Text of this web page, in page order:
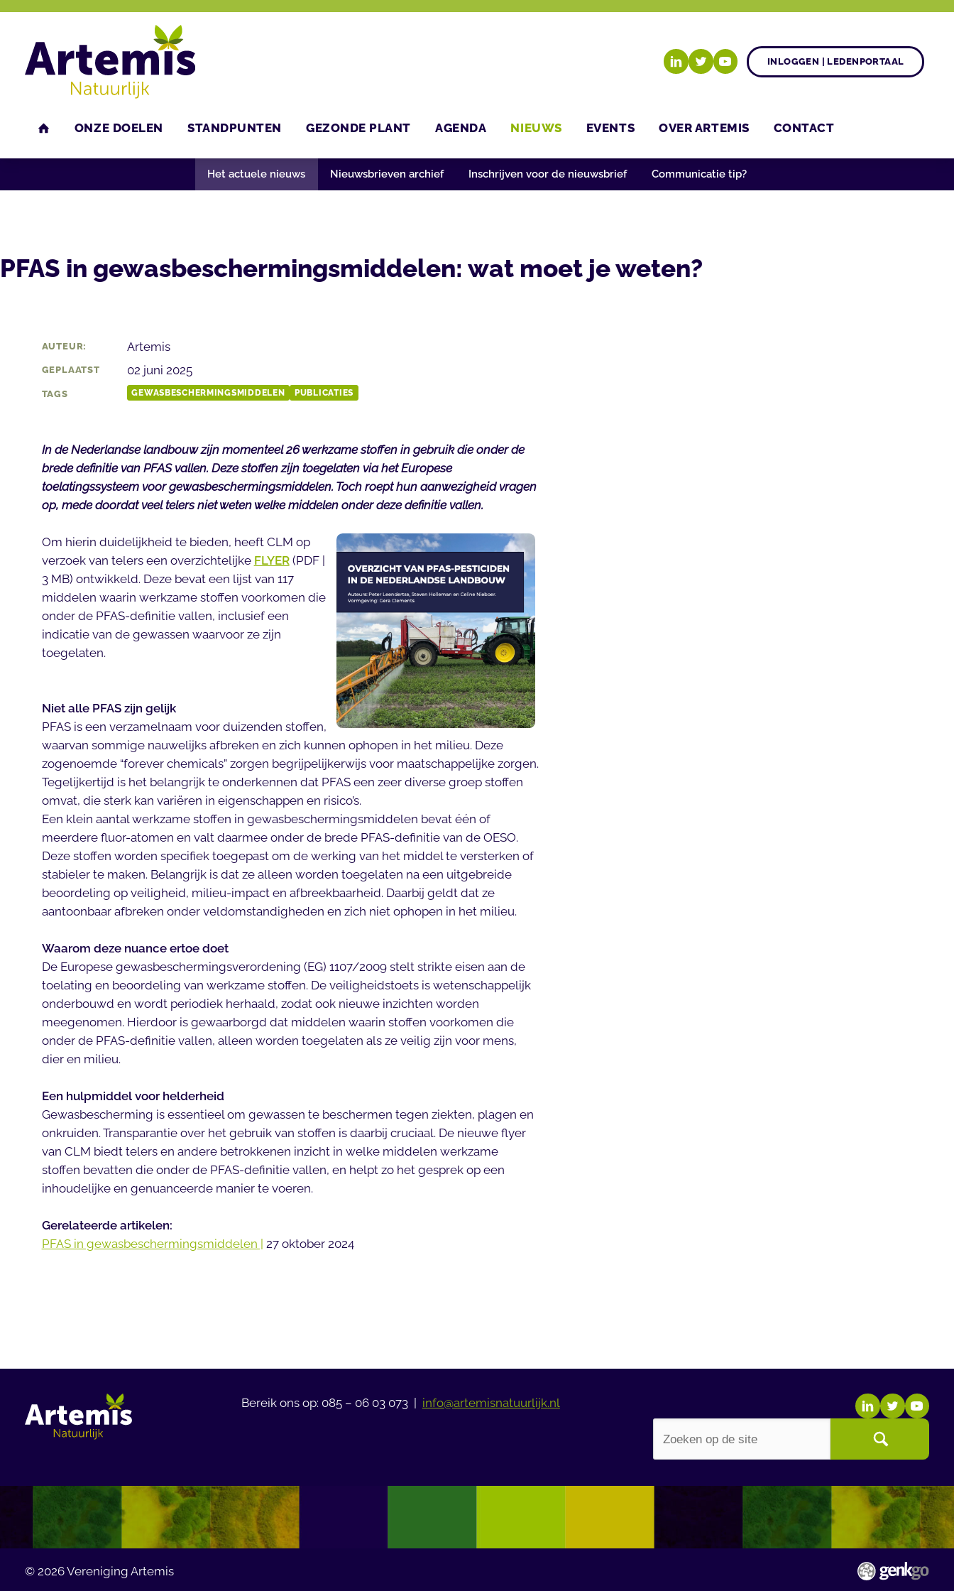
ONZE DOELEN STANDPUNTEN GEZONDE PLANT AGENDA NIEUWS EVENTS OVER ARTEMIS CONTACT
INLOGGEN | LEDENPORTAAL
Het actuele nieuws Nieuwsbrieven archief Inschrijven voor de nieuwsbrief Communicatie tip?
U bent hier: Home Nieuws Het actuele nieuws
PFAS in gewasbeschermingsmiddelen: wat moet je weten?
AUTEUR: Artemis
GEPLAATST 02 juni 2025
TAGS GEWASBESCHERMINGSMIDDELEN PUBLICATIES
In de Nederlandse landbouw zijn momenteel 26 werkzame stoffen in gebruik die onder de
brede definitie van PFAS vallen. Deze stoffen zijn toegelaten via het Europese
toelatingssysteem voor gewasbeschermingsmiddelen. Toch roept hun aanwezigheid vragen
op, mede doordat veel telers niet weten welke middelen onder deze definitie vallen.
Om hierin duidelijkheid te bieden, heeft CLM op
verzoek van telers een overzichtelijke FLYER(PDF |
3 MB) ontwikkeld. Deze bevat een lijst van 117
middelen waarin werkzame stoffen voorkomen die
onder de PFAS-definitie vallen, inclusief een
indicatie van de gewassen waarvoor ze zijn
toegelaten.
Niet alle PFAS zijn gelijk
PFAS is een verzamelnaam voor duizenden stoffen,
waarvan sommige nauwelijks afbreken en zich kunnen ophopen in het milieu. Deze
zogenoemde “forever chemicals” zorgen begrijpelijkerwijs voor maatschappelijke zorgen.
Tegelijkertijd is het belangrijk te onderkennen dat PFAS een zeer diverse groep stoffen
omvat, die sterk kan variëren in eigenschappen en risico’s.
Een klein aantal werkzame stoffen in gewasbeschermingsmiddelen bevat één of
meerdere fluor-atomen en valt daarmee onder de brede PFAS-definitie van de OESO.
Deze stoffen worden specifiek toegepast om de werking van het middel te versterken of
stabieler te maken. Belangrijk is dat ze alleen worden toegelaten na een uitgebreide
beoordeling op veiligheid, milieu-impact en afbreekbaarheid. Daarbij geldt dat ze
aantoonbaar afbreken onder veldomstandigheden en zich niet ophopen in het milieu.
Waarom deze nuance ertoe doet
De Europese gewasbeschermingsverordening (EG) 1107/2009 stelt strikte eisen aan de
toelating en beoordeling van werkzame stoffen. De veiligheidstoets is wetenschappelijk
onderbouwd en wordt periodiek herhaald, zodat ook nieuwe inzichten worden
meegenomen. Hierdoor is gewaarborgd dat middelen waarin stoffen voorkomen die
onder de PFAS-definitie vallen, alleen worden toegelaten als ze veilig zijn voor mens,
dier en milieu.
Een hulpmiddel voor helderheid
Gewasbescherming is essentieel om gewassen te beschermen tegen ziekten, plagen en
onkruiden. Transparantie over het gebruik van stoffen is daarbij cruciaal. De nieuwe flyer
van CLM biedt telers en andere betrokkenen inzicht in welke middelen werkzame
stoffen bevatten die onder de PFAS-definitie vallen, en helpt zo het gesprek op een
inhoudelijke en genuanceerde manier te voeren.
Gerelateerde artikelen:
PFAS in gewasbeschermingsmiddelen |
27 oktober 2024
Bereik ons op: 085 – 06 03 073 | info@artemisnatuurlijk.nl
© 2026Vereniging Artemis